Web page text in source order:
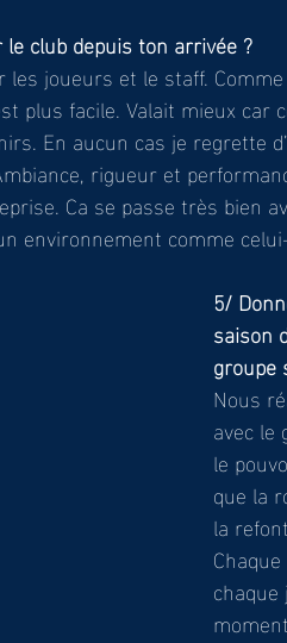
club depuis ton arrivée ?
joueurs et le staff.
plus facile. Valait mieux
En aucun cas je regrette
rigueur et
Ca se passe très bien
environnement comme
5/
saison
groupe
Nous
avec le
le
que la
la